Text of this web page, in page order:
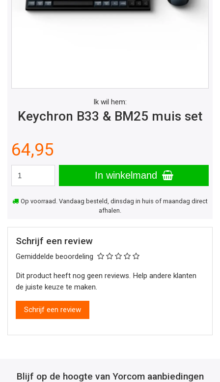
Ik wil hem:
Keychron B33 & BM25 muis set
64,95
In winkelmand
Op voorraad. Vandaag besteld, dinsdag in huis of maandag direct
afhalen.
Schrijf een review
Gemiddelde beoordeling
Dit product heeft nog geen reviews. Help andere klanten
de juiste keuze te maken.
Schrijf een review
Blijf op de hoogte van Yorcom aanbiedingen